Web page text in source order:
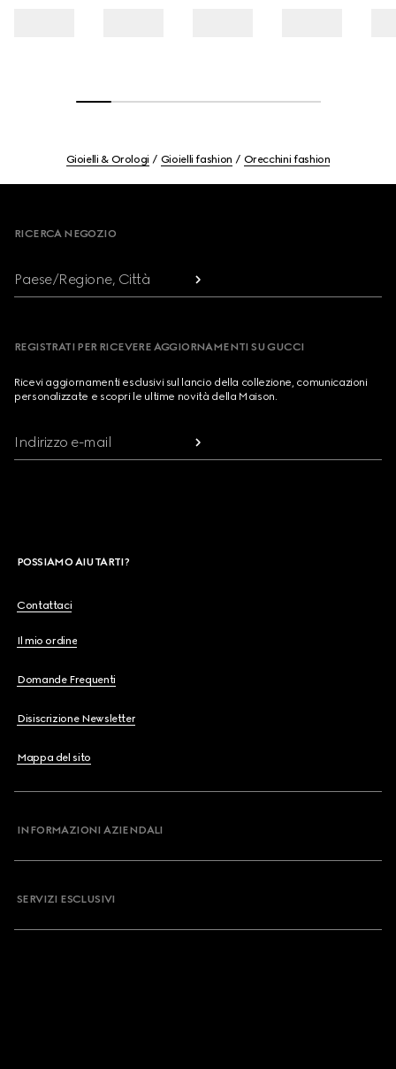
Gioielli & Orologi Gioielli fashion Orecchini fashion
RICERCA NEGOZIO
Paese/Regione, Città
REGISTRATI PER RICEVERE AGGIORNAMENTI SU GUCCI
Ricevi aggiornamenti esclusivi sul lancio della collezione, comunicazioni
personalizzate e scopri le ultime novità della Maison.
Indirizzo e-mail
POSSIAMO AIUTARTI?
Contattaci
Il mio ordine
Domande Frequenti
Disiscrizione Newsletter
Mappa del sito
INFORMAZIONI AZIENDALI
SERVIZI ESCLUSIVI